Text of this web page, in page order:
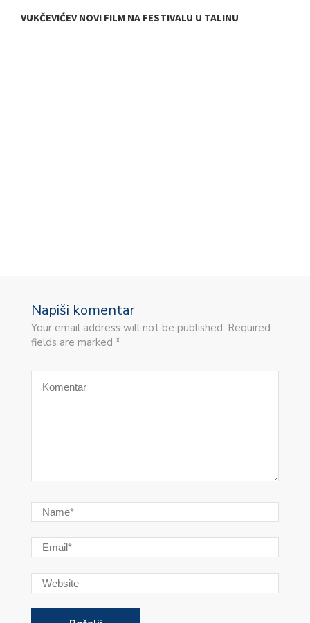
VUKČEVIĆEV NOVI FILM NA FESTIVALU U TALINU
Napiši komentar
Your email address will not be published. Required
fields are marked *